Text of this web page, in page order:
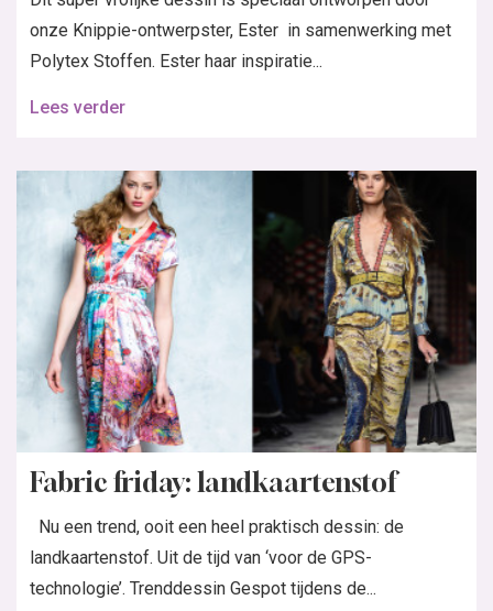
onze Knippie-ontwerpster, Ester in samenwerking met
Polytex Stoffen. Ester haar inspiratie...
Lees verder
Fabric friday: landkaartenstof
Nu een trend, ooit een heel praktisch dessin: de
landkaartenstof. Uit de tijd van ‘voor de GPS-
technologie’. Trenddessin Gespot tijdens de...